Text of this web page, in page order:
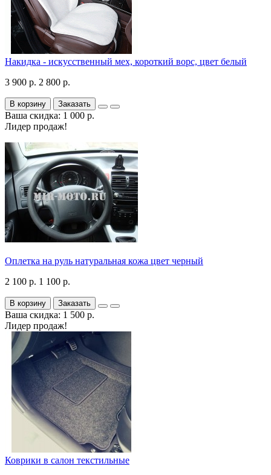
Накидка - искусственный мех, короткий ворс, цвет белый
3 900 р. 2 800 р.
В корзину Заказать
Ваша скидка: 1 000 р.
Лидер продаж!
Оплетка на руль натуральная кожа цвет черный
2 100 р. 1 100 р.
В корзину Заказать
Ваша скидка: 1 500 р.
Лидер продаж!
Коврики в салон текстильные